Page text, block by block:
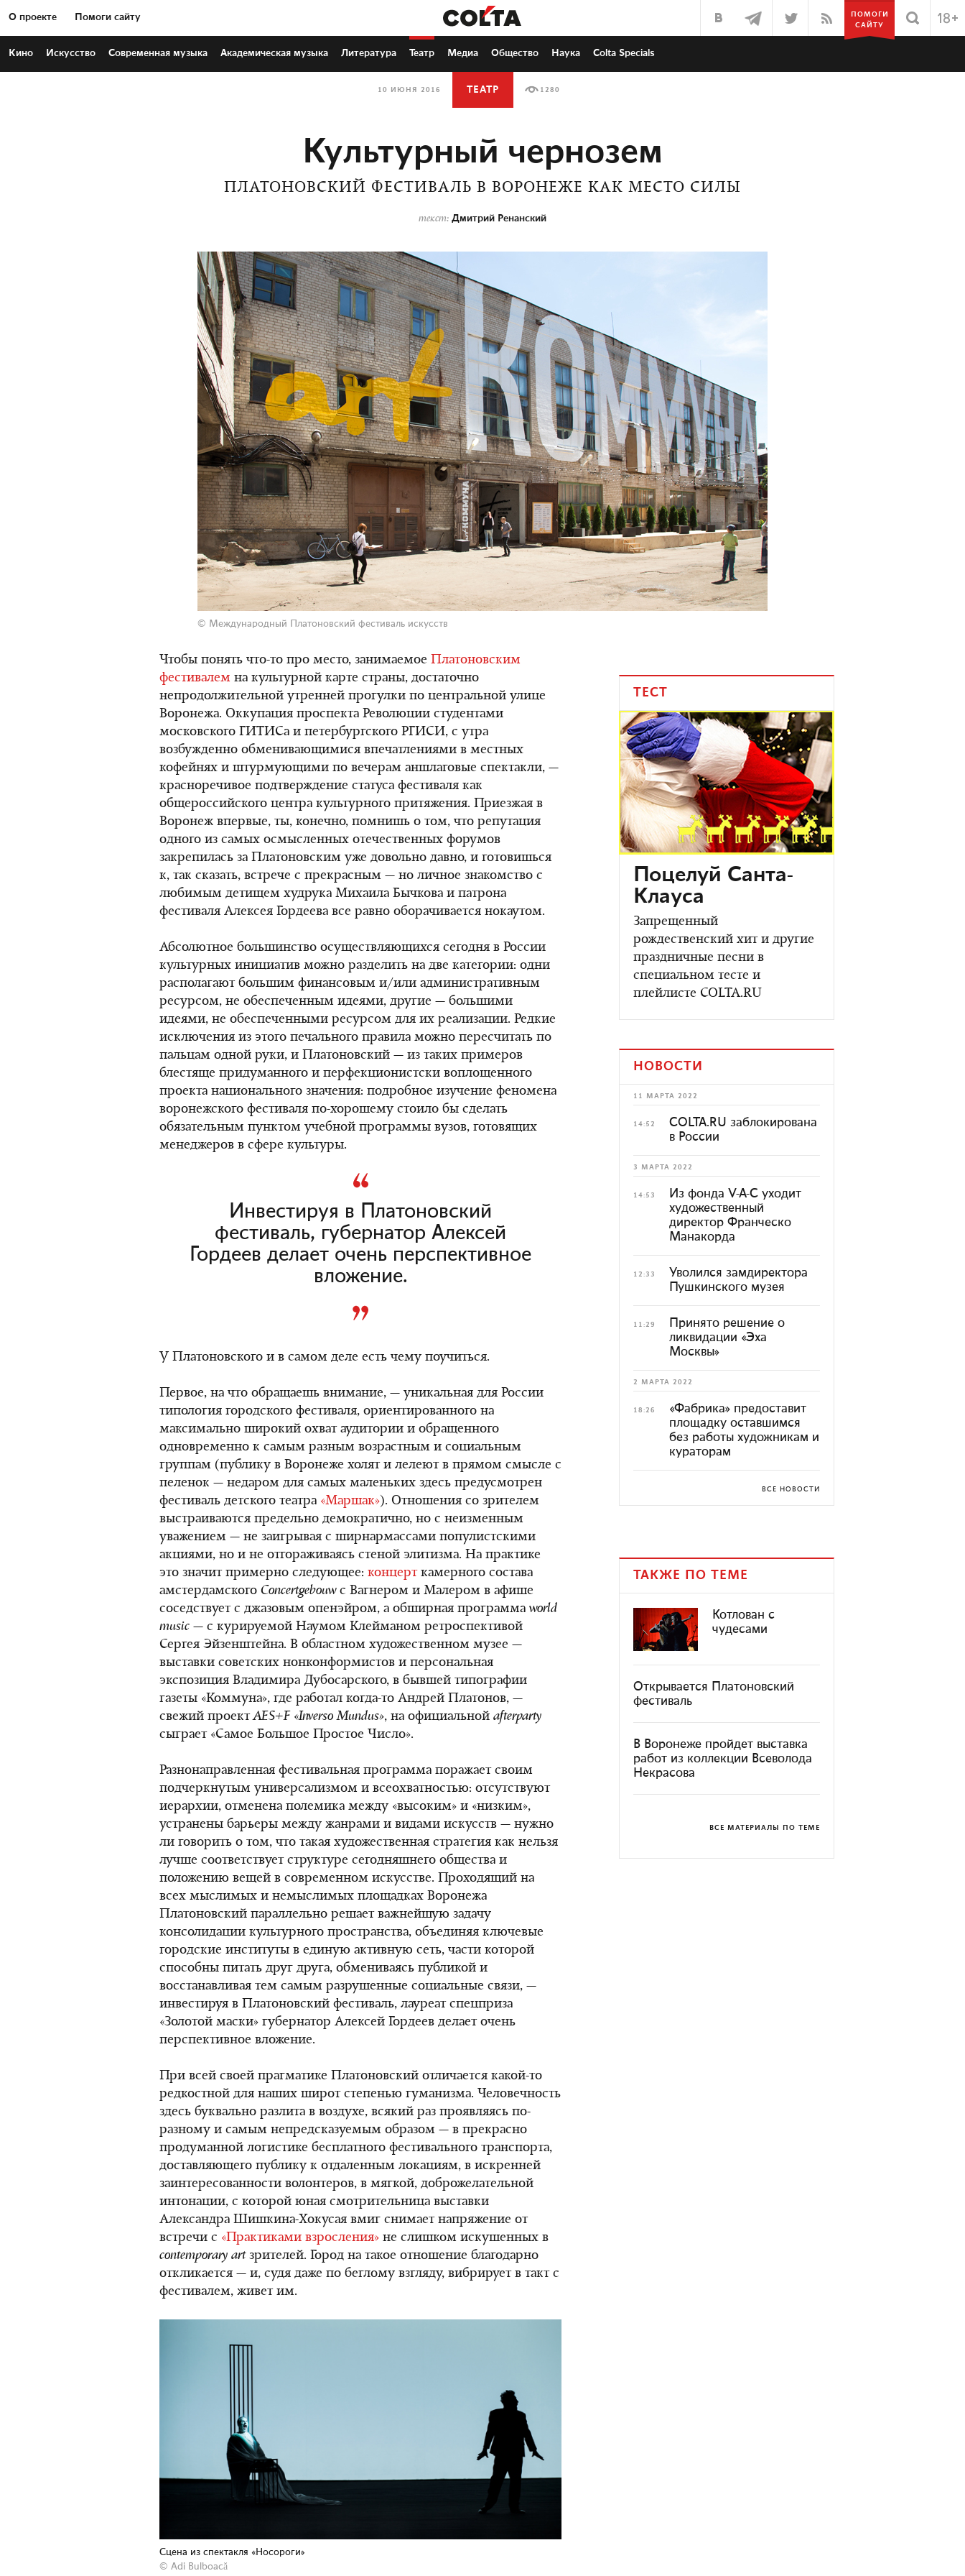
О проекте Помоги сайту
ПОМОГИ
САЙТУ
Кино Искусство Современная музыка Академическая музыка Литература Театр Медиа Общество Наука Colta Specials
10 ИЮНЯ 2016 ТЕАТР 1280
Культурный чернозем
ПЛАТОНОВСКИЙ ФЕСТИВАЛЬ В ВОРОНЕЖЕ КАК МЕСТО СИЛЫ
текст: Дмитрий Ренанский
© Международный Платоновский фестиваль искусств
Чтобы понять что-то про место, занимаемое Платоновским
фестивалем на культурной карте страны, достаточно
непродолжительной утренней прогулки по центральной улице
Воронежа. Оккупация проспекта Революции студентами
московского ГИТИСа и петербургского РГИСИ, с утра
возбужденно обменивающимися впечатлениями в местных
кофейнях и штурмующими по вечерам аншлаговые спектакли, —
красноречивое подтверждение статуса фестиваля как
общероссийского центра культурного притяжения. Приезжая в
Воронеж впервые, ты, конечно, помнишь о том, что репутация
одного из самых осмысленных отечественных форумов
закрепилась за Платоновским уже довольно давно, и готовишься
к, так сказать, встрече с прекрасным — но личное знакомство с
любимым детищем худрука Михаила Бычкова и патрона
фестиваля Алексея Гордеева все равно оборачивается нокаутом.
Абсолютное большинство осуществляющихся сегодня в России
культурных инициатив можно разделить на две категории: одни
располагают большим финансовым и/или административным
ресурсом, не обеспеченным идеями, другие — большими
идеями, не обеспеченными ресурсом для их реализации. Редкие
исключения из этого печального правила можно пересчитать по
пальцам одной руки, и Платоновский — из таких примеров
блестяще придуманного и перфекционистски воплощенного
проекта национального значения: подробное изучение феномена
воронежского фестиваля по-хорошему стоило бы сделать
обязательным пунктом учебной программы вузов, готовящих
менеджеров в сфере культуры.
Инвестируя в Платоновский
фестиваль, губернатор Алексей
Гордеев делает очень перспективное
вложение.
У Платоновского и в самом деле есть чему поучиться.
Первое, на что обращаешь внимание, — уникальная для России
типология городского фестиваля, ориентированного на
максимально широкий охват аудитории и обращенного
одновременно к самым разным возрастным и социальным
группам (публику в Воронеже холят и лелеют в прямом смысле с
пеленок — недаром для самых маленьких здесь предусмотрен
фестиваль детского театра «Маршак»). Отношения со зрителем
выстраиваются предельно демократично, но с неизменным
уважением — не заигрывая с ширнармассами популистскими
акциями, но и не отгораживаясь стеной элитизма. На практике
это значит примерно следующее: концерткамерного состава
амстердамского Concertgebouw с Вагнером и Малером в афише
соседствует с джазовым опенэйром, а обширная программа world
music — с курируемой Наумом Клейманом ретроспективой
Сергея Эйзенштейна. В областном художественном музее —
выставки советских нонконформистов и персональная
экспозиция Владимира Дубосарского, в бывшей типографии
газеты «Коммуна», где работал когда-то Андрей Платонов, —
свежий проектAES+F «Inverso Mundus», на официальной afterparty
сыграет «Самое Большое Простое Число».
Разнонаправленная фестивальная программа поражает своим
подчеркнутым универсализмом и всеохватностью: отсутствуют
иерархии, отменена полемика между «высоким» и «низким»,
устранены барьеры между жанрами и видами искусств — нужно
ли говорить о том, что такая художественная стратегия как нельзя
лучше соответствует структуре сегодняшнего общества и
положению вещей в современном искусстве. Проходящий на
всех мыслимых и немыслимых площадках Воронежа
Платоновский параллельно решает важнейшую задачу
консолидации культурного пространства, объединяя ключевые
городские институты в единую активную сеть, части которой
способны питать друг друга, обмениваясь публикой и
восстанавливая тем самым разрушенные социальные связи, —
инвестируя в Платоновский фестиваль, лауреат спецприза
«Золотой маски» губернатор Алексей Гордеев делает очень
перспективное вложение.
При всей своей прагматике Платоновский отличается какой-то
редкостной для наших широт степенью гуманизма. Человечность
здесь буквально разлита в воздухе, всякий раз проявляясь по-
разному и самым непредсказуемым образом — в прекрасно
продуманной логистике бесплатного фестивального транспорта,
доставляющего публику к отдаленным локациям, в искренней
заинтересованности волонтеров, в мягкой, доброжелательной
интонации, с которой юная смотрительница выставки
Александра Шишкина-Хокусая вмиг снимает напряжение от
встречи с «Практиками взросления» не слишком искушенных в
contemporary artзрителей. Город на такое отношение благодарно
откликается — и, судя даже по беглому взгляду, вибрирует в такт с
фестивалем, живет им.
Сцена из спектакля «Носороги»
© Adi Bulboacă
ТЕСТ
Поцелуй Санта-
Клауса
Запрещенный
рождественский хит и другие
праздничные песни в
специальном тесте и
плейлисте COLTA.RU
НОВОСТИ
11 МАРТА 2022
14:52
COLTA.RU заблокирована
в России
3 МАРТА 2022
14:53
Из фонда V-A-C уходит
художественный
директор Франческо
Манакорда
12:33
Уволился замдиректора
Пушкинского музея
11:29
Принято решение о
ликвидации «Эха
Москвы»
2 МАРТА 2022
18:26
«Фабрика» предоставит
площадку оставшимся
без работы художникам и
кураторам
ВСЕ НОВОСТИ
ТАКЖЕ ПО ТЕМЕ
Котлован с
чудесами
Открывается Платоновский
фестиваль
В Воронеже пройдет выставка
работ из коллекции Всеволода
Некрасова
ВСЕ МАТЕРИАЛЫ ПО ТЕМЕ